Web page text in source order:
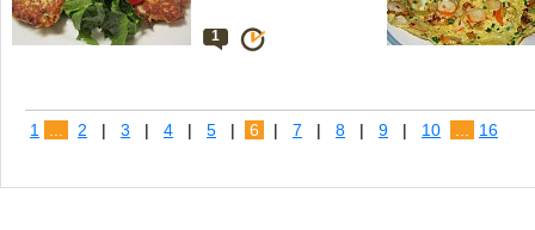
1
1 2 | 3 | 4 | 5 | 6 | 7 | 8 | 9 | 10 16